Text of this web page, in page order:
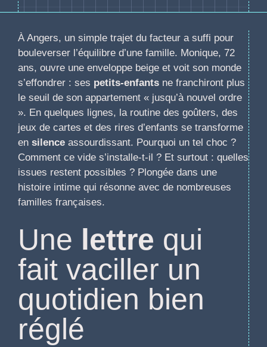
À Angers, un simple trajet du facteur a suffi pour
bouleverser l’équilibre d’une famille. Monique, 72
ans, ouvre une enveloppe beige et voit son monde
s’effondrer : ses petits-enfants ne franchiront plus
le seuil de son appartement « jusqu’à nouvel ordre
». En quelques lignes, la routine des goûters, des
jeux de cartes et des rires d’enfants se transforme
en silence assourdissant. Pourquoi un tel choc ?
Comment ce vide s’installe-t-il ? Et surtout : quelles
issues restent possibles ? Plongée dans une
histoire intime qui résonne avec de nombreuses
familles françaises.
Une lettre qui
fait vaciller un
quotidien bien
réglé